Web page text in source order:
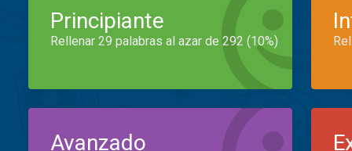
Principiante
Rellenar 29 palabras al azar de 292 (10%)
Avanzado